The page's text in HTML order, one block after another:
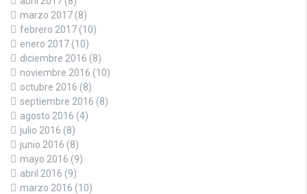
marzo 2017 (8)
febrero 2017 (10)
enero 2017 (10)
diciembre 2016 (8)
noviembre 2016 (10)
octubre 2016 (8)
septiembre 2016 (8)
agosto 2016 (4)
julio 2016 (8)
junio 2016 (8)
mayo 2016 (9)
abril 2016 (9)
marzo 2016 (10)